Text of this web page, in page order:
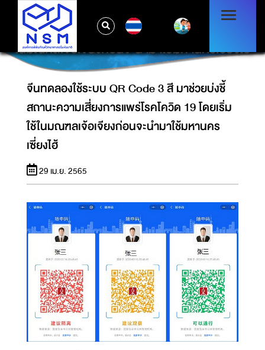
จีนทดลองใช้ระบบ QR CODE 3 สี มาช่วยบ่งชี้
สถานะความเสี่ยงการแพร่โรคโควิด 19 โดยเริ่มใช้
ในมณฑลเจ้อเจียงก่อนจะนำมาใช้มหานครเซี่ยงไฮ้
จีนทดลองใช้ระบบ QR Code 3 สี มาช่วยบ่งชี้
สถานะความเสี่ยงการแพร่โรคโควิด 19 โดยเริ่ม
ใช้ในมณฑลเจ้อเจียงก่อนจะนำมาใช้มหานคร
เซี่ยงไฮ้
29 เม.ย. 2565